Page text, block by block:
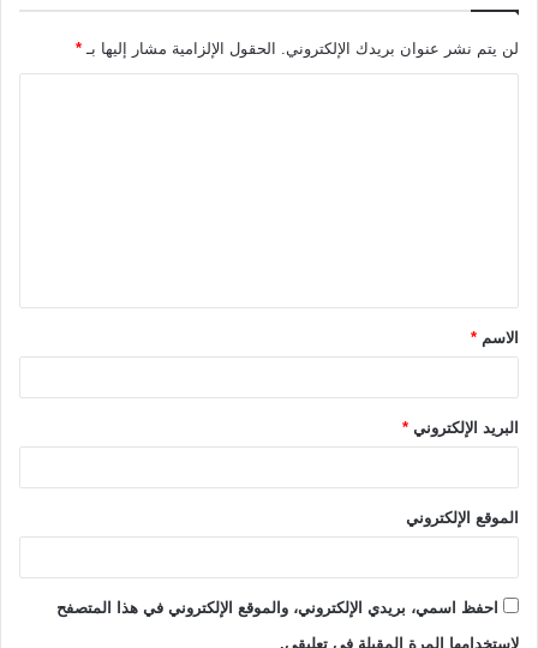
لن يتم نشر عنوان بريدك الإلكتروني. الحقول الإلزامية مشار إليها بـ *
ق
*الاسم *
البريد الإلكتروني *
الموقع الإلكتروني
احفظ اسمي، بريدي الإلكتروني، والموقع الإلكتروني في هذا المتصفح
لاستخدامها المرة المقبلة في تعليقي.